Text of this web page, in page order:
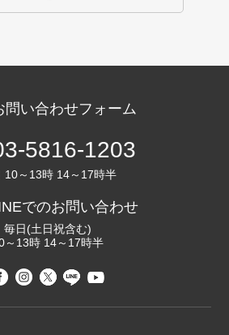
問い合わせフォーム
5816-1203
10～13時 14～17時半
でのお問い合わせ
毎日(土日祝含む)
～13時 14～17時半